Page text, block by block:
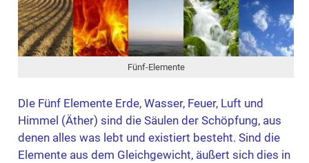
Fünf-Elemente
DIe Fünf Elemente Erde, Wasser, Feuer, Luft und
Himmel (Äther) sind die Säulen der Schöpfung, aus
denen alles was lebt und existiert besteht. Sind die
Elemente aus dem Gleichgewicht, äußert sich dies in